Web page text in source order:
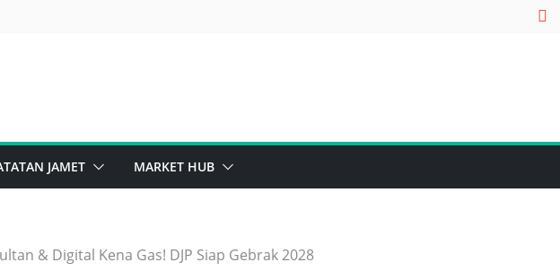
JAMET MARKET HUB
& Digital Kena Gas! DJP Siap Gebrak 2028